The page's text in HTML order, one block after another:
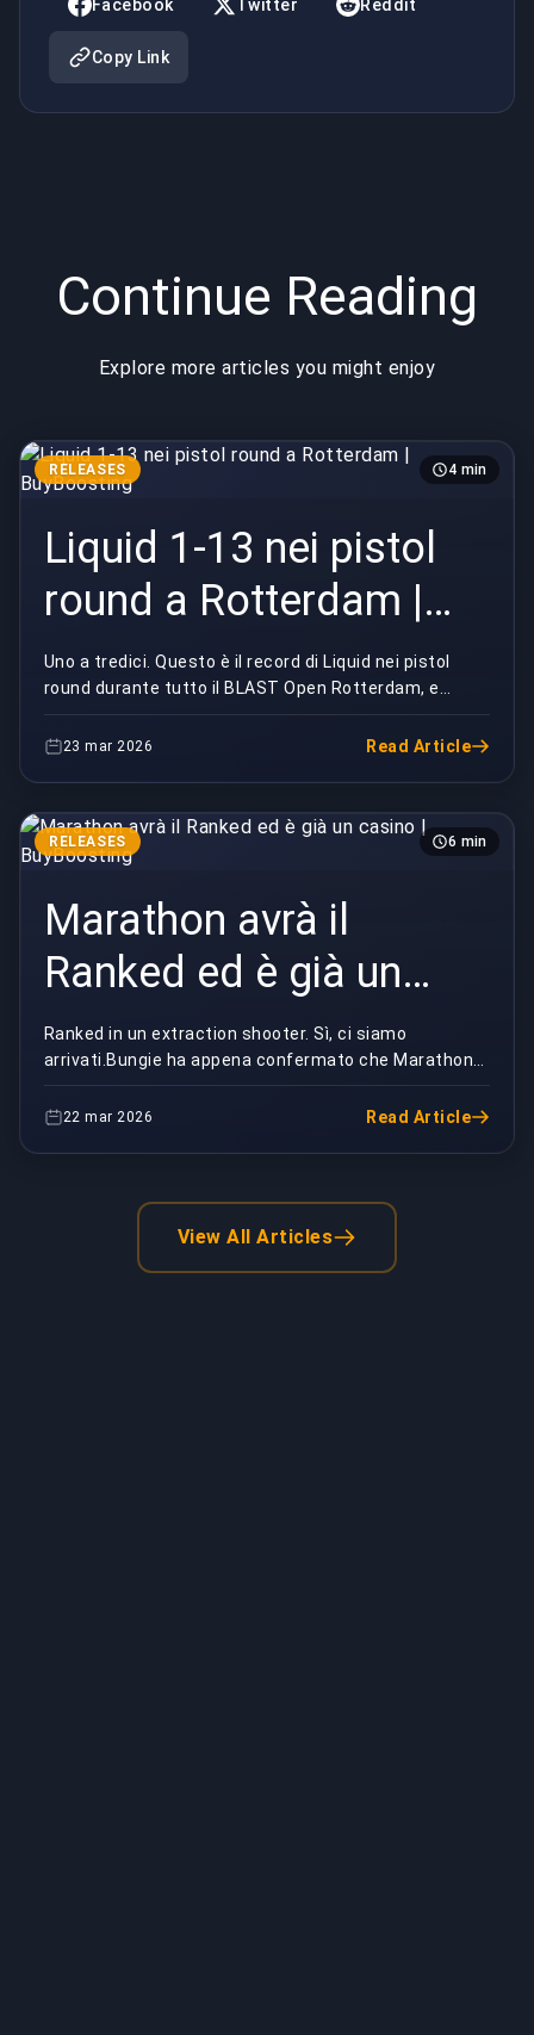
Facebook Twitter Reddit
Copy Link
Continue Reading
Explore more articles you might enjoy
RELEASES 4 min
Liquid 1-13 nei pistol
round a Rotterdam |
BuyBoosting
Uno a tredici. Questo è il record di Liquid nei pistol
round durante tutto il BLAST Open Rotterdam, e
onestamente ho dovuto ricontrollare il punteggio...
23 mar 2026 Read Article
RELEASES 6 min
Marathon avrà il
Ranked ed è già un
casino | BuyBoosting
Ranked in un extraction shooter. Sì, ci siamo
arrivati.Bungie ha appena confermato che Marathon
avrà una modalità ranked competitiva completa, e
onest...
22 mar 2026 Read Article
View All Articles